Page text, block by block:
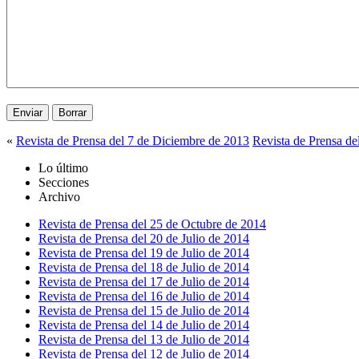
« Revista de Prensa del 7 de Diciembre de 2013 Revista de Prensa
Lo último
Secciones
Archivo
Revista de Prensa del 25 de Octubre de 2014
Revista de Prensa del 20 de Julio de 2014
Revista de Prensa del 19 de Julio de 2014
Revista de Prensa del 18 de Julio de 2014
Revista de Prensa del 17 de Julio de 2014
Revista de Prensa del 16 de Julio de 2014
Revista de Prensa del 15 de Julio de 2014
Revista de Prensa del 14 de Julio de 2014
Revista de Prensa del 13 de Julio de 2014
Revista de Prensa del 12 de Julio de 2014